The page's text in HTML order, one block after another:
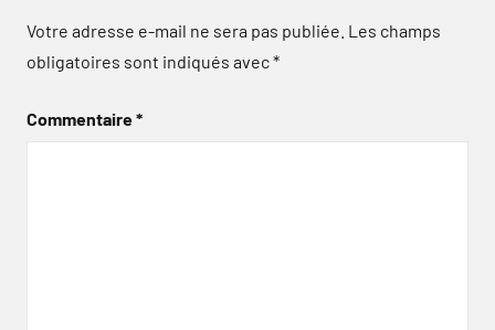
Votre adresse e-mail ne sera pas publiée. Les champs
obligatoires sont indiqués avec*
Commentaire*